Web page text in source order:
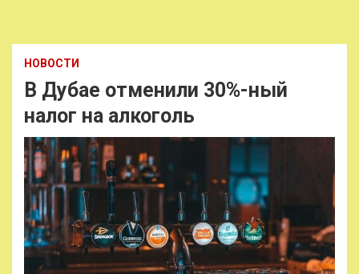
НОВОСТИ
В Дубае отменили 30%-ный
налог на алкоголь